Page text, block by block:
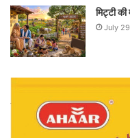
मिट्टी
July